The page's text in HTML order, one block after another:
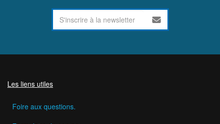
Les liens utiles
Foire aux questions.